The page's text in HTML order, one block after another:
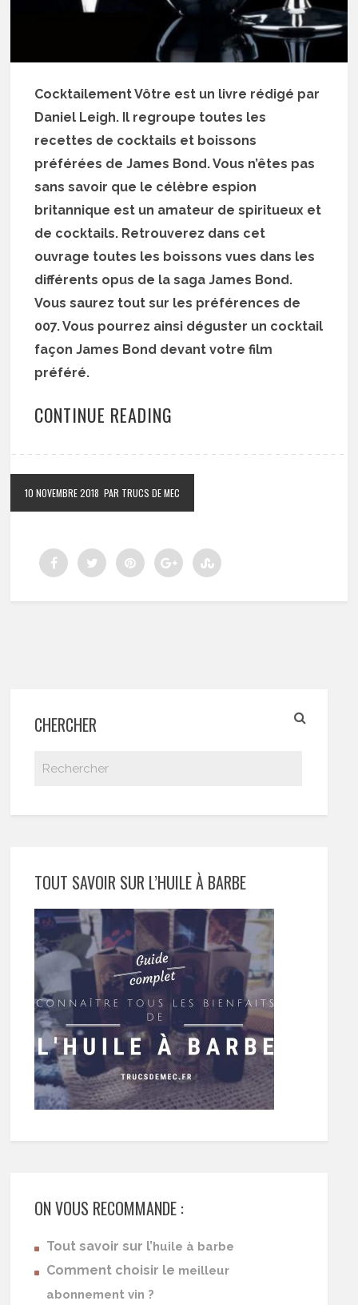
Cocktailement Vôtre est un livre rédigé par
Daniel Leigh. Il regroupe toutes les
recettes de cocktails et boissons
préférées de James Bond. Vous n’êtes pas
sans savoir que le célèbre espion
britannique est un amateur de spiritueux et
de cocktails. Retrouverez dans cet
ouvrage toutes les boissons vues dans les
différents opus de la saga James Bond.
Vous saurez tout sur les préférences de
007. Vous pourrez ainsi déguster un cocktail
façon James Bond devant votre film
préféré.
CONTINUE READING
10 NOVEMBRE 2018 PAR TRUCS DE MEC
CHERCHER
TOUT SAVOIR SUR L’HUILE À BARBE
ON VOUS RECOMMANDE :
Tout savoir sur l’huile à barbe
Comment choisir le meilleur
abonnement vin ?